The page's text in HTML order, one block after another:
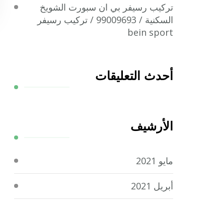
تركيب رسيفر بي ان سبورت الشويخ
السكنية / 99009693 / تركيب رسيفر
bein sport
أحدث التعليقات
الأرشيف
مايو 2021
أبريل 2021